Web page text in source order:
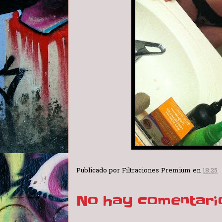
Publicado por Filtraciones Premium en 18:25
No hay